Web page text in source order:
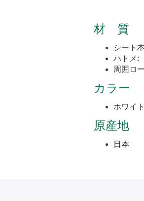
材 質
シート
ハトメ
周囲ロ
カラー
ホワイ
原産地
日本